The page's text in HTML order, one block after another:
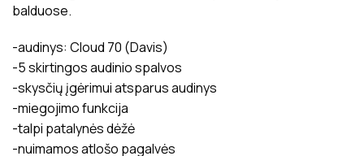
balduose.
-audinys: Cloud 70 (Davis)
-5 skirtingos audinio spalvos
-skysčių įgėrimui atsparus audinys
-miegojimo funkcija
-talpi patalynės dėžė
-nuimamos atlošo pagalvės